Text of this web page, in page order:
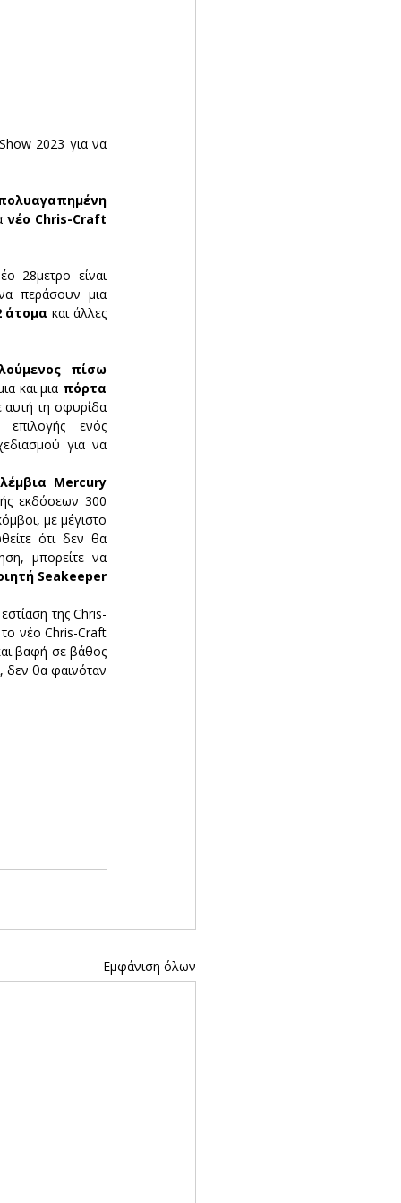
2023 για να
νέο Chris-Craft
28μετρο είναι
περάσουν μια
άτομα και άλλες
πίσω
και μια πόρτα
τη σφυρίδα
επιλογής ενός
για να
Mercury
εκδόσεων 300
ότι δεν θα
μπορείτε να
Seakeeper
της Chris-
το νέο Chris-Craft
βαφή σε βάθος
δεν θα φαινόταν
Εμφάνιση όλων